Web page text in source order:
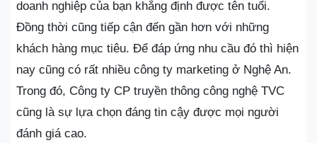
doanh nghiệp của bạn khẳng định được tên tuổi.
Đồng thời cũng tiếp cận đến gần hơn với những
khách hàng mục tiêu. Để đáp ứng nhu cầu đó thì hiện
nay cũng có rất nhiều công ty marketing ở Nghệ An.
Trong đó, Công ty CP truyền thông công nghệ TVC
cũng là sự lựa chọn đáng tin cậy được mọi người
đánh giá cao.